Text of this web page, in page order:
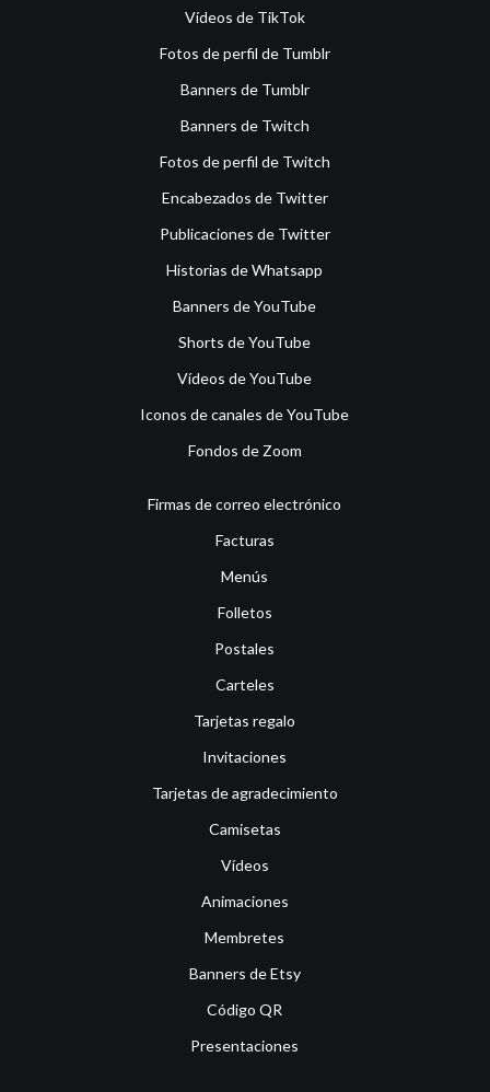
Vídeos de TikTok
Fotos de perfil de Tumblr
Banners de Tumblr
Banners de Twitch
Fotos de perfil de Twitch
Encabezados de Twitter
Publicaciones de Twitter
Historias de Whatsapp
Banners de YouTube
Shorts de YouTube
Vídeos de YouTube
Iconos de canales de YouTube
Fondos de Zoom
Firmas de correo electrónico
Facturas
Menús
Folletos
Postales
Carteles
Tarjetas regalo
Invitaciones
Tarjetas de agradecimiento
Camisetas
Vídeos
Animaciones
Membretes
Banners de Etsy
Código QR
Presentaciones